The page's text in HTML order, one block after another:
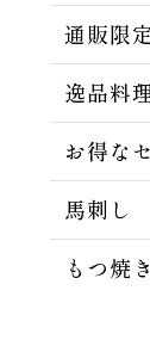
通販限
逸品料
お得な
馬刺し
もつ焼き